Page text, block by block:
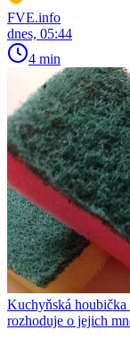
FVE.info
dnes, 05:44
4 min
Kuchyňská
rozhoduje o jejich